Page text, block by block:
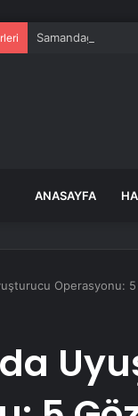
Samandağ’da
ANASAYFA
Operasyonu: 5